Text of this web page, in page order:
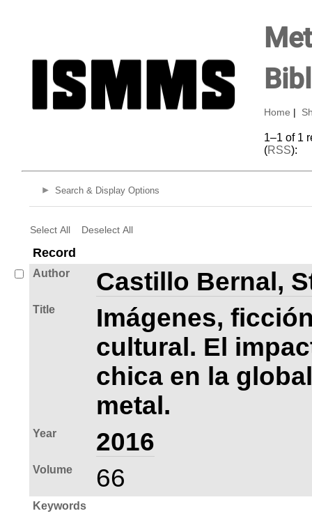
Home
1–1 of 1
(RSS):
Search & Display Options
Select All Deselect All
Record
Author Castillo Bernal,
Title
Imágenes,
cultural. El
chica en la
metal.
Year 2016
Volume 66
Keywords